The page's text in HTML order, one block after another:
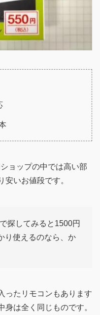
ョップの中では高い部
いお値段です。
探してみると1500円
り使えるのなら、か
ったリモコンもあります
は全く同じものです。